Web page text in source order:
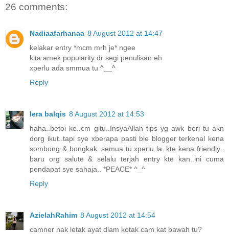
26 comments:
Nadiaafarhanaa 8 August 2012 at 14:47
kelakar entry *mcm mrh je* ngee
kita amek popularity dr segi penulisan eh
xperlu ada smmua tu ^__^
Reply
Iera balqis 8 August 2012 at 14:53
haha..betoi ke..cm gitu..InsyaAllah tips yg awk beri tu akn
dorg ikut..tapi sye xberapa pasti ble blogger terkenal kena
sombong & bongkak..semua tu xperlu la..kte kena friendly,,
baru org salute & selalu terjah entry kte kan..ini cuma
pendapat sye sahaja.. *PEACE* ^_^
Reply
AzielahRahim 8 August 2012 at 14:54
camner nak letak ayat dlam kotak cam kat bawah tu?